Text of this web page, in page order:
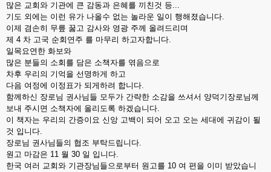
많은 교회와 기관에 큰 감동과 은혜를 끼친것 등...
기도 외에는 이런 유가 나올수 없는 놀라운 일이 행해졌습니다.
이제 겸손히 무릎 꿇고 감사와 영광 주께 올려드리며
제 4 차 고국 순회연주 를 마무리 하고자합니다.
일목요연한 화보와
많은 분들의 소회를 담은 소책자를 엮음으로
차후 우리의 기억을 선명하게 하고
다음 여정에 이정표가 되게하려 합니다.
함께하신 장로님 권사님들 모두가 간략한 소감을 쓰셔서 양덕기장로님께
보내 주시면 소책자에 올리도록 하겠습니다.
이 책자는 우리의 간증이요 신앙 고백이 되어 오고 오는 세대에 귀감이 될
것 입니다.
장로님 권사님들의 협조 부탁드립니다.
원고 마감은 11 월 30 일 입니다.
한국 여러 교회와 기관장님들으로부터 원고를 10 여 편을 이미 받았습니